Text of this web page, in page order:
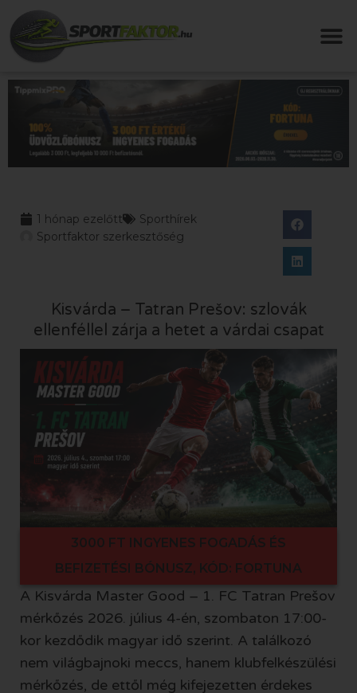
1 hónap ezelőtt
Sporthírek
Sportfaktor szerkesztőség
3000 FT INGYENES FOGADÁS ÉS
BEFIZETÉSI BÓNUSZ, KÓD: FORTUNA
Kisvárda – Tatran Prešov: szlovák
ellenféllel zárja a hetet a várdai csapat
A Kisvárda Master Good – 1. FC Tatran Prešov
mérkőzés 2026. július 4-én, szombaton 17:00-
kor kezdődik magyar idő szerint. A találkozó
nem világbajnoki meccs, hanem klubfelkészülési
mérkőzés, de ettől még kifejezetten érdekes